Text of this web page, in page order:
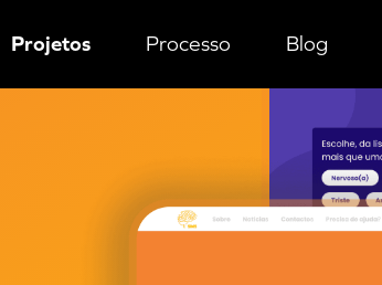
Projetos Processo Blog